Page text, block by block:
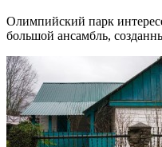
Олимпийский парк
большой ансамбль,